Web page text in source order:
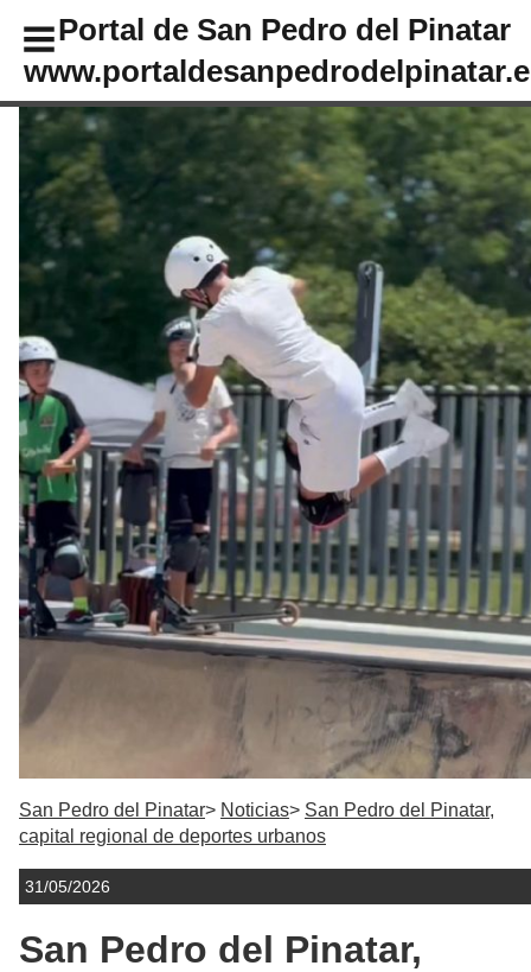
Portal de San Pedro del Pinatar
San Pedro del Pinatar Noticias
San Pedro del Pinatar,
capital regional de deportes urbanos
31/05/2026
San Pedro del Pinatar,